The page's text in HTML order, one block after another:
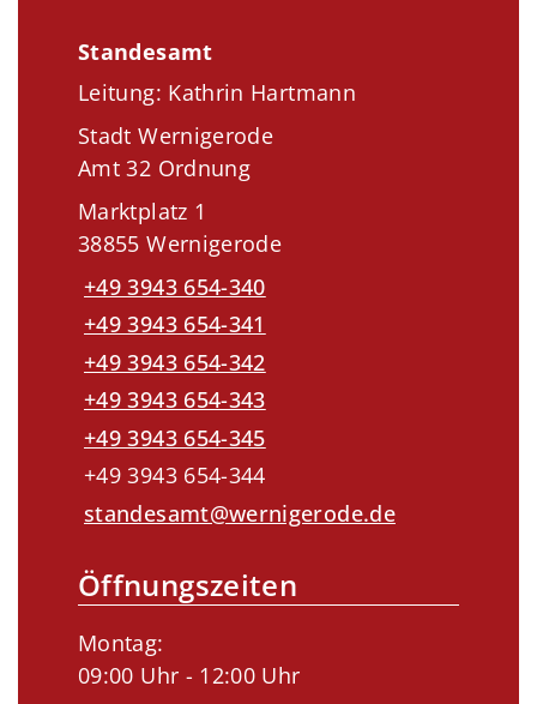
Standesamt
Leitung: Kathrin Hartmann
Stadt Wernigerode
Amt 32 Ordnung
Marktplatz 1
38855 Wernigerode
+49 3943 654-340
+49 3943 654-341
+49 3943 654-342
+49 3943 654-343
+49 3943 654-345
+49 3943 654-344
standesamt@wernigerode.de
Öffnungszeiten
Montag:
09:00 Uhr - 12:00 Uhr